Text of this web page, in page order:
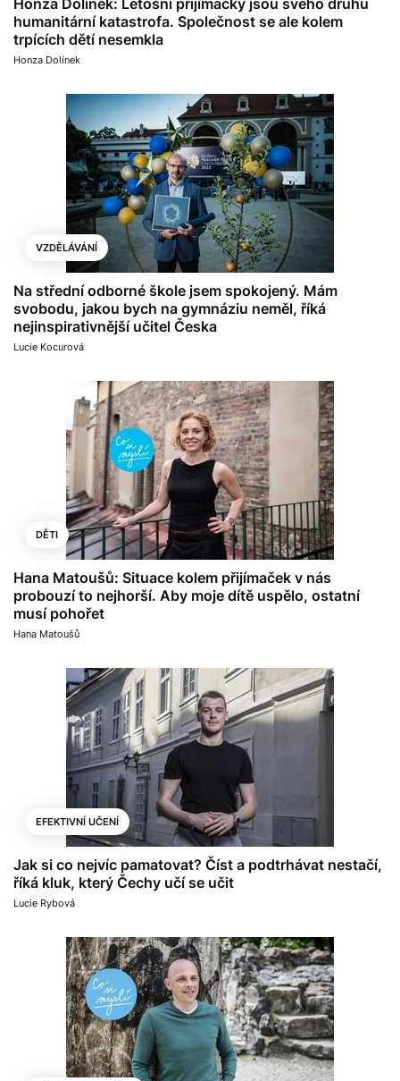
Honza Dolínek: Letošní přijímačky jsou svého druhu
humanitární katastrofa. Společnost se ale kolem
trpících dětí nesemkla
Honza Dolínek
VZDĚLÁVÁNÍ
Na střední odborné škole jsem spokojený. Mám
svobodu, jakou bych na gymnáziu neměl, říká
nejinspirativnější učitel Česka
Lucie Kocurová
DĚTI
Hana Matoušů: Situace kolem přijímaček v nás
probouzí to nejhorší. Aby moje dítě uspělo, ostatní
musí pohořet
Hana Matoušů
EFEKTIVNÍ UČENÍ
Jak si co nejvíc pamatovat? Číst a podtrhávat nestačí,
říká kluk, který Čechy učí se učit
Lucie Rybová